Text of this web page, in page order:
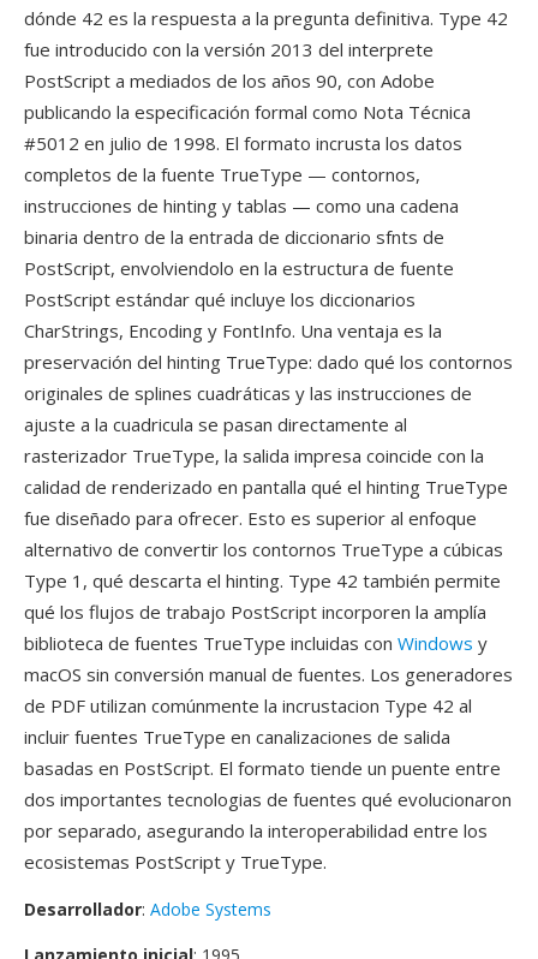
dónde 42 es la respuesta a la pregunta definitiva. Type 42
fue introducido con la versión 2013 del interprete
PostScript a mediados de los años 90, con Adobe
publicando la especificación formal como Nota Técnica
#5012 en julio de 1998. El formato incrusta los datos
completos de la fuente TrueType — contornos,
instrucciones de hinting y tablas — como una cadena
binaria dentro de la entrada de diccionario sfnts de
PostScript, envolviendolo en la estructura de fuente
PostScript estándar qué incluye los diccionarios
CharStrings, Encoding y FontInfo. Una ventaja es la
preservación del hinting TrueType: dado qué los contornos
originales de splines cuadráticas y las instrucciones de
ajuste a la cuadricula se pasan directamente al
rasterizador TrueType, la salida impresa coincide con la
calidad de renderizado en pantalla qué el hinting TrueType
fue diseñado para ofrecer. Esto es superior al enfoque
alternativo de convertir los contornos TrueType a cúbicas
Type 1, qué descarta el hinting. Type 42 también permite
qué los flujos de trabajo PostScript incorporen la amplía
biblioteca de fuentes TrueType incluidas con Windows y
macOS sin conversión manual de fuentes. Los generadores
de PDF utilizan comúnmente la incrustacion Type 42 al
incluir fuentes TrueType en canalizaciones de salida
basadas en PostScript. El formato tiende un puente entre
dos importantes tecnologias de fuentes qué evolucionaron
por separado, asegurando la interoperabilidad entre los
ecosistemas PostScript y TrueType.
Desarrollador: Adobe Systems